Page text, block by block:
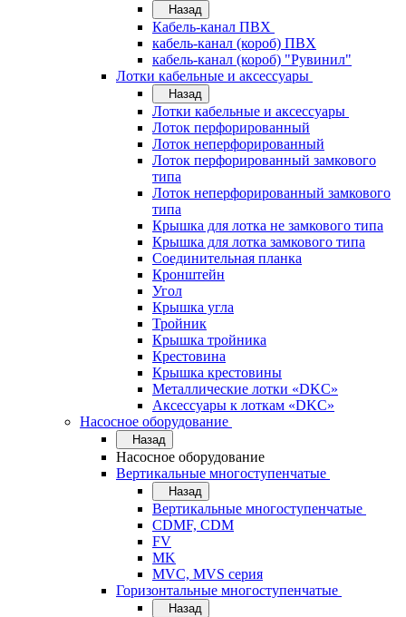
Назад
Кабель-канал ПВХ
кабель-канал (короб) ПВХ
кабель-канал (короб) "Рувинил"
Лотки кабельные и аксессуары
Назад
Лотки кабельные и аксессуары
Лоток перфорированный
Лоток неперфорированный
Лоток перфорированный замкового
типа
Лоток неперфорированный замкового
типа
Крышка для лотка не замкового типа
Крышка для лотка замкового типа
Соединительная планка
Кронштейн
Угол
Крышка угла
Тройник
Крышка тройника
Крестовина
Крышка крестовины
Металлические лотки «DKC»
Аксессуары к лоткам «DKC»
Насосное оборудование
Назад
Насосное оборудование
Вертикальные многоступенчатые
Назад
Вертикальные многоступенчатые
CDMF, CDM
FV
MK
MVC, MVS серия
Горизонтальные многоступенчатые
Назад